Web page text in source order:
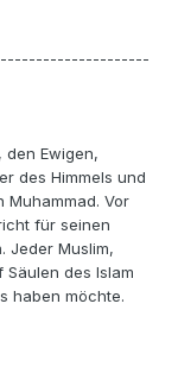
den Ewigen,
des Himmels und
Muhammad. Vor
für seinen
Jeder Muslim,
des Islam
haben möchte.